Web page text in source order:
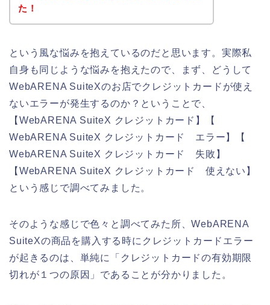
た！
という風な悩みを抱えているのだと思います。実際私
自身も同じような悩みを抱えたので、まず、どうして
WebARENA SuiteXのお店でクレジットカードが使え
ないエラーが発生するのか？ということで、
【WebARENA SuiteX クレジットカード】【
WebARENA SuiteX クレジットカード エラー】【
WebARENA SuiteX クレジットカード 失敗】
【WebARENA SuiteX クレジットカード 使えない】
という感じで調べてみました。
そのような感じで色々と調べてみた所、WebARENA
SuiteXの商品を購入する時にクレジットカードエラー
が起きるのは、単純に「クレジットカードの有効期限
切れが１つの原因」であることが分かりました。